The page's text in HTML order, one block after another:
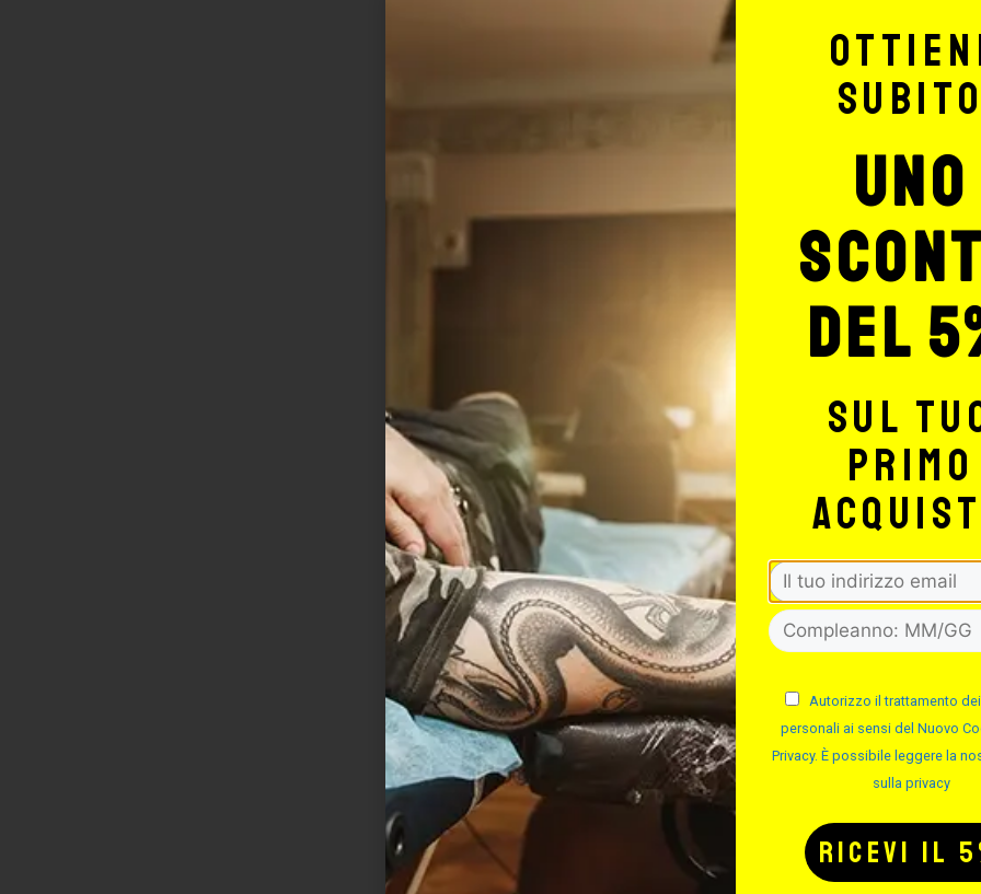
Cartucce EZ Revolution
- + Cartucce EZ Revolution
+ Cartucce EZ Revolution
Cartucce EZ Revolution
- + Cartucce EZ Revolution
- + Cartucce EZ Revolution
- + Cartucce EZ Revolution
- + Cartucce EZ Revolution
+ Cartucce EZ Revolution
subito
uno
del
sul
primo
Autorizzo il trattamento
personali ai sensi del Nuovo
Privacy. È possibile leggere la
sulla privacy